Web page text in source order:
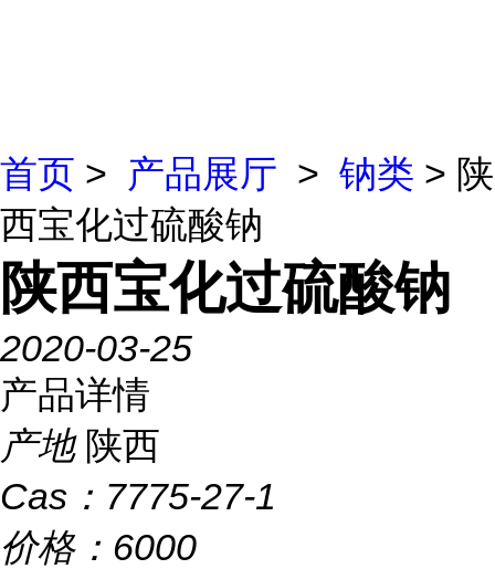
首页 > 产品展厅 > 钠类 > 陕
西宝化过硫酸钠
陕西宝化过硫酸钠
2020-03-25
产品详情
产地 陕西
Cas： 7775-27-1
价格： 6000